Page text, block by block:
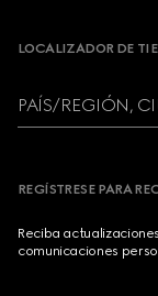
LOCALIZADOR DE
PAÍS/REGIÓN,
REGÍSTRESE PARA
Reciba
comunicaciones